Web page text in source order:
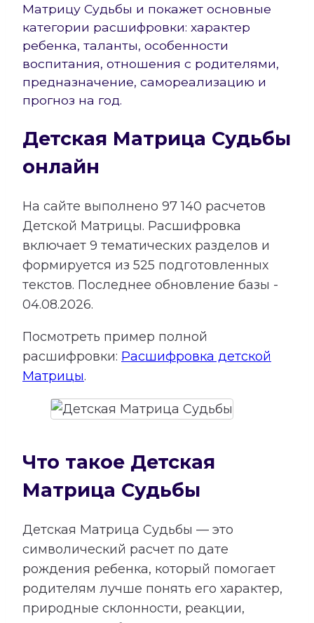
Матрицу Судьбы и покажет основные
категории расшифровки: характер
ребенка, таланты, особенности
воспитания, отношения с родителями,
предназначение, самореализацию и
прогноз на год.
Детская Матрица Судьбы
онлайн
На сайте выполнено 97 140 расчетов
Детской Матрицы. Расшифровка
включает 9 тематических разделов и
формируется из 525 подготовленных
текстов. Последнее обновление базы -
04.08.2026.
Посмотреть пример полной
расшифровки: Расшифровка детской
Матрицы.
Что такое Детская
Матрица Судьбы
Детская Матрица Судьбы — это
символический расчет по дате
рождения ребенка, который помогает
родителям лучше понять его характер,
природные склонности, реакции,